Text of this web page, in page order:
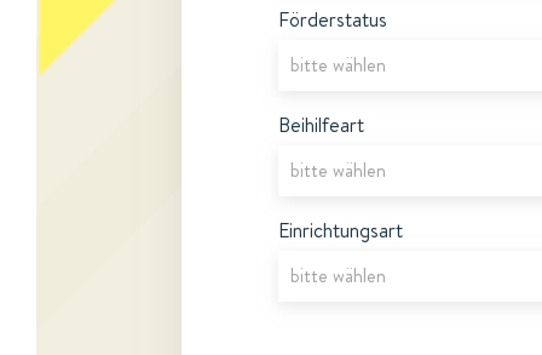
Förderstatus
Beihilfeart
Einrichtungsart